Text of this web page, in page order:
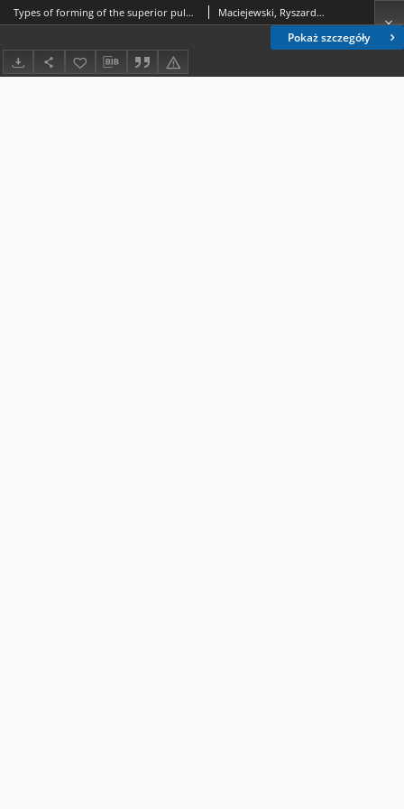
Pokaż szczegóły
Types of forming of the superior pulmonary veins Maciejewski, Ryszard (medycyna).; Madej, Barbara.; Anasiewicz, Angieszka.; Golan, Janusz.